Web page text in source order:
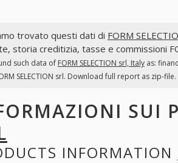
trovato questi dati di FORM
storia creditizia, tasse e commissioni
such data of FORM SELECTION srl, Italyas:
SELECTION srl. Download full report as zip-file.
SUI
INFORMATION